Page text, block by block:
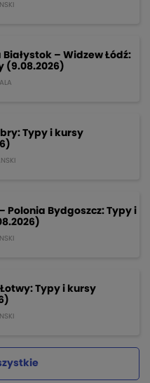
– Widzew Łódź:
(9.08.2026)
Typy i kursy
– Polonia Bydgoszcz: Typy i
Typy i kursy